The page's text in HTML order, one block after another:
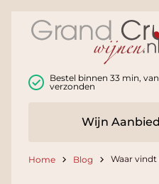
Bestel binnen 33 min,
verzonden
Wijn
Home Blog Waar vindt